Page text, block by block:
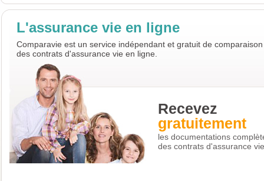
L'assurance vie en ligne
Comparavie est un service indépendant et gratuit de comparaison
des contrats d'assurance vie en ligne.
Recevez
gratuitement
les documentations
des contrats d'assurance vie